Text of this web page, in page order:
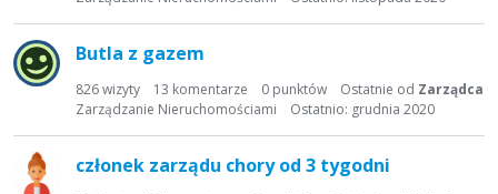
a
d
y
u
Butla z gazem
826wizyty 13 komentarze 0 punktów Ostatnie od Zarządca
Ostatnio: grudnia 2020
Zarządzanie Nieruchomościami
członek zarządu chory od 3 tygodni